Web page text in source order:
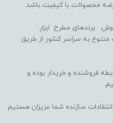
محصولات با کیفیت باشد.
برندهای مطرح ابزار
به سراسر کشور از طریق
فروشنده و خریدار بوده و
سازنده شما عزیزان هستیم